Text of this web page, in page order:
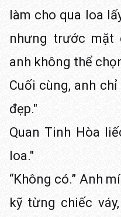
làm cho qua loa
nhưng trước mặt
anh không thể
Cuối cùng, anh
đẹp."
Quan Tinh Hòa
loa."
“Không có.” Anh
kỹ từng chiếc